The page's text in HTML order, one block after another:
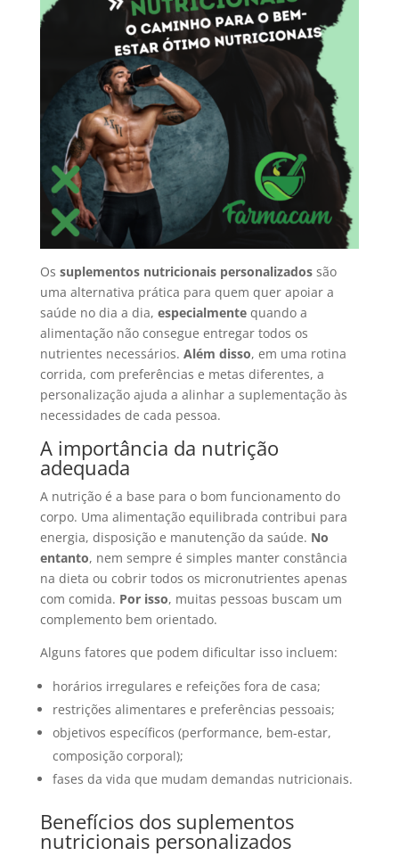
Os suplementos nutricionais personalizadossão
uma alternativa prática para quem quer apoiar a
saúde no dia a dia, especialmentequando a
alimentação não consegue entregar todos os
nutrientes necessários. Além disso, em uma rotina
corrida, com preferências e metas diferentes, a
personalização ajuda a alinhar a suplementação às
necessidades de cada pessoa.
A importância da nutrição
adequada
A nutrição é a base para o bom funcionamento do
corpo. Uma alimentação equilibrada contribui para
energia, disposição e manutenção da saúde. No
entanto, nem sempre é simples manter constância
na dieta ou cobrir todos os micronutrientes apenas
com comida. Por isso, muitas pessoas buscam um
complemento bem orientado.
Alguns fatores que podem dificultar isso incluem:
horários irregulares e refeições fora de casa;
restrições alimentares e preferências pessoais;
objetivos específicos (performance, bem-estar,
composição corporal);
fases da vida que mudam demandas nutricionais.
Benefícios dos suplementos
nutricionais personalizados